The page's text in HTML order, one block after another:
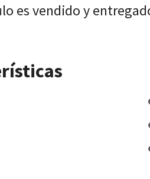
es vendido y